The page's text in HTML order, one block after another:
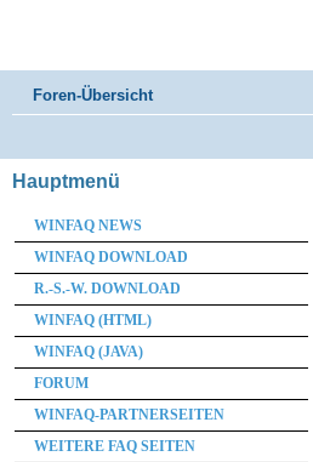
Foren-Übersicht
Hauptmenü
WINFAQ NEWS
WINFAQ DOWNLOAD
R.-S.-W. DOWNLOAD
WINFAQ (HTML)
WINFAQ (JAVA)
FORUM
WINFAQ-PARTNERSEITEN
WEITERE FAQ SEITEN